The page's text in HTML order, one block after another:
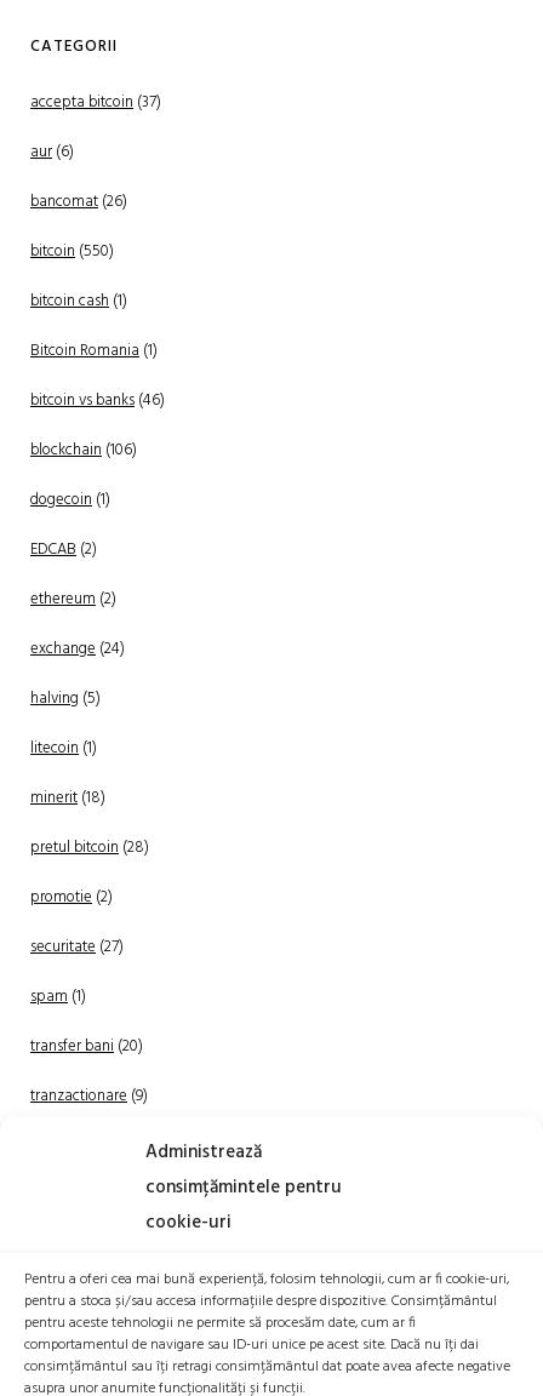
Administrează
consimțămintele pentru
cookie-uri
Pentru a oferi cea mai bună experiență, folosim tehnologii, cum ar fi cookie-uri,
pentru a stoca și/sau accesa informațiile despre dispozitive. Consimțământul
pentru aceste tehnologii ne permite să procesăm date, cum ar fi
comportamentul de navigare sau ID-uri unice pe acest site. Dacă nu îți dai
consimțământul sau îți retragi consimțământul dat poate avea afecte negative
asupra unor anumite funcționalități și funcții.
CATEGORII
accepta bitcoin(37)
aur(6)
bancomat(26)
bitcoin(550)
bitcoin cash(1)
Bitcoin Romania(1)
bitcoin vs banks(46)
blockchain(106)
dogecoin(1)
EDCAB(2)
ethereum(2)
exchange(24)
halving (5)
litecoin(1)
minerit(18)
pretul bitcoin(28)
promotie(2)
securitate(27)
spam(1)
transfer bani(20)
tranzactionare(9)
(20)
TRANZACTIONEAZA